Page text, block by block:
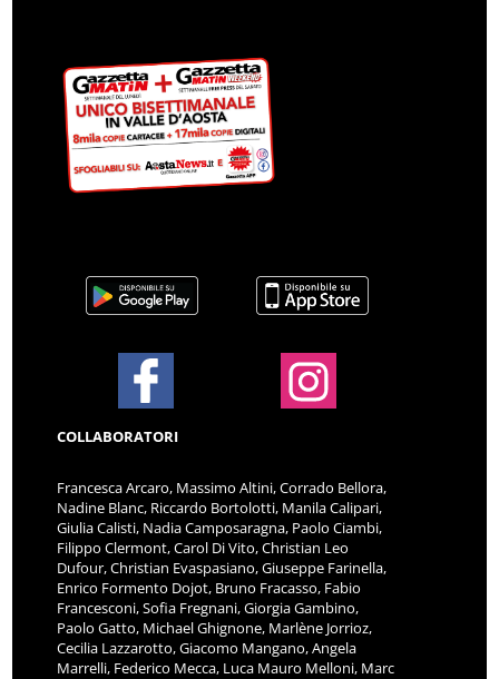
COLLABORATORI
Francesca Arcaro, Massimo Altini, Corrado Bellora,
Nadine Blanc, Riccardo Bortolotti, Manila Calipari,
Giulia Calisti, Nadia Camposaragna, Paolo Ciambi,
Filippo Clermont, Carol Di Vito, Christian Leo
Dufour, Christian Evaspasiano, Giuseppe Farinella,
Enrico Formento Dojot, Bruno Fracasso, Fabio
Francesconi, Sofia Fregnani, Giorgia Gambino,
Paolo Gatto, Michael Ghignone, Marlène Jorrioz,
Cecilia Lazzarotto, Giacomo Mangano, Angela
Marrelli, Federico Mecca, Luca Mauro Melloni, Marc